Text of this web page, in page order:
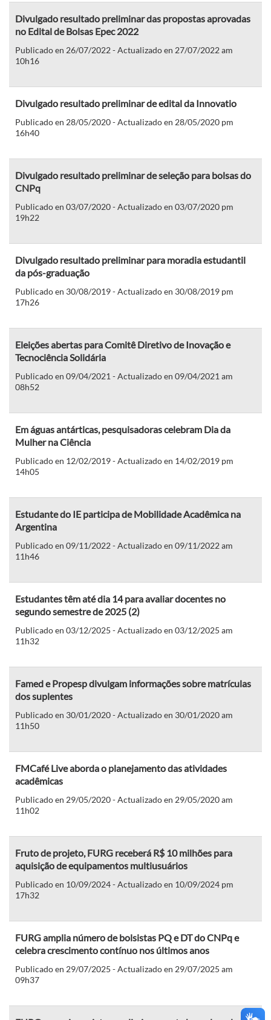
Divulgado resultado preliminar das propostas aprovadas
no Edital de Bolsas Epec 2022
Publicado en 26/07/2022 - Actualizado en 27/07/2022 am
10h16
Divulgado resultado preliminar de edital da Innovatio
Publicado en 28/05/2020 - Actualizado en 28/05/2020 pm
16h40
Divulgado resultado preliminar de seleção para bolsas do
CNPq
Publicado en 03/07/2020 - Actualizado en 03/07/2020 pm
19h22
Divulgado resultado preliminar para moradia estudantil
da pós-graduação
Publicado en 30/08/2019 - Actualizado en 30/08/2019 pm
17h26
Eleições abertas para Comitê Diretivo de Inovação e
Tecnociência Solidária
Publicado en 09/04/2021 - Actualizado en 09/04/2021 am
08h52
Em águas antárticas, pesquisadoras celebram Dia da
Mulher na Ciência
Publicado en 12/02/2019 - Actualizado en 14/02/2019 pm
14h05
Estudante do IE participa de Mobilidade Acadêmica na
Argentina
Publicado en 09/11/2022 - Actualizado en 09/11/2022 am
11h46
Estudantes têm até dia 14 para avaliar docentes no
segundo semestre de 2025 (2)
Publicado en 03/12/2025 - Actualizado en 03/12/2025 am
11h32
Famed e Propesp divulgam informações sobre matrículas
dos suplentes
Publicado en 30/01/2020 - Actualizado en 30/01/2020 am
11h50
FMCafé Live aborda o planejamento das atividades
acadêmicas
Publicado en 29/05/2020 - Actualizado en 29/05/2020 am
11h02
Fruto de projeto, FURG receberá R$ 10 milhões para
aquisição de equipamentos multiusuários
Publicado en 10/09/2024 - Actualizado en 10/09/2024 pm
17h32
FURG amplia número de bolsistas PQ e DT do CNPq e
celebra crescimento contínuo nos últimos anos
Publicado en 29/07/2025 - Actualizado en 29/07/2025 am
09h37